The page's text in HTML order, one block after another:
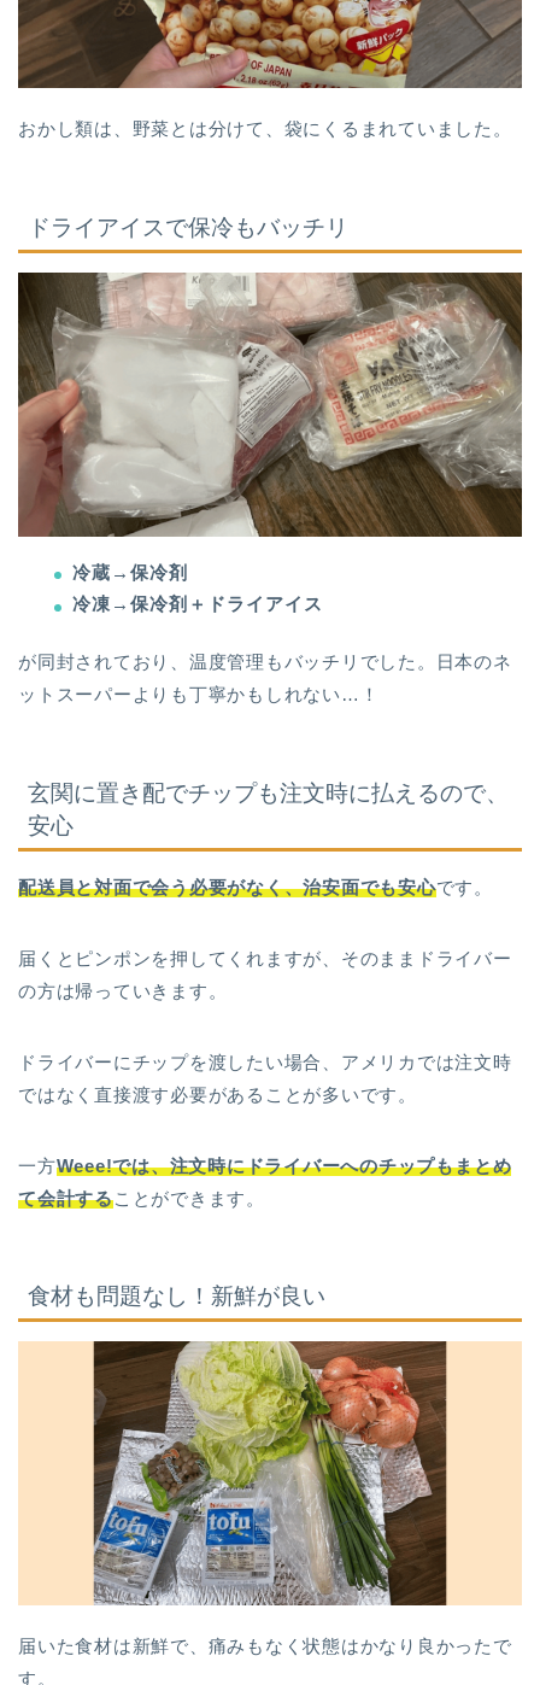
おかし類は、野菜とは分けて、袋にくるまれていました。
ドライアイスで保冷もバッチリ
冷蔵→保冷剤
冷凍→保冷剤＋ドライアイス
が同封されており、温度管理もバッチリでした。日本のネ
ットスーパーよりも丁寧かもしれない…！
玄関に置き配でチップも注文時に払えるので、
安心
配送員と対面で会う必要がなく、治安面でも安心です。
届くとピンポンを押してくれますが、そのままドライバー
の方は帰っていきます。
ドライバーにチップを渡したい場合、アメリカでは注文時
ではなく直接渡す必要があることが多いです。
一方Weee!では、注文時にドライバーへのチップもまとめ
て会計することができます。
食材も問題なし！新鮮が良い
届いた食材は新鮮で、痛みもなく状態はかなり良かったで
す。